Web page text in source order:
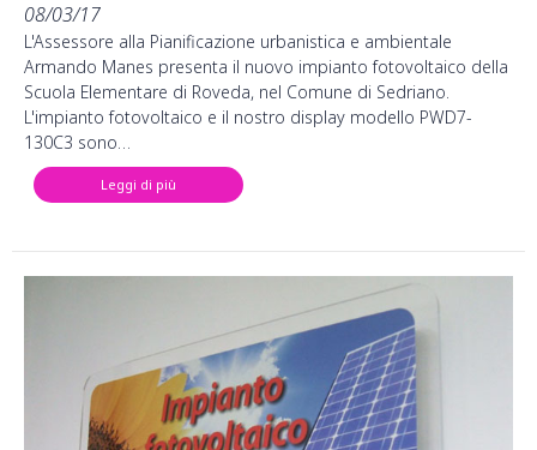
08/03/17
L'Assessore alla Pianificazione urbanistica e ambientale
Armando Manes presenta il nuovo impianto fotovoltaico della
Scuola Elementare di Roveda, nel Comune di Sedriano.
L'impianto fotovoltaico e il nostro display modello PWD7-
130C3 sono…
Leggi di più